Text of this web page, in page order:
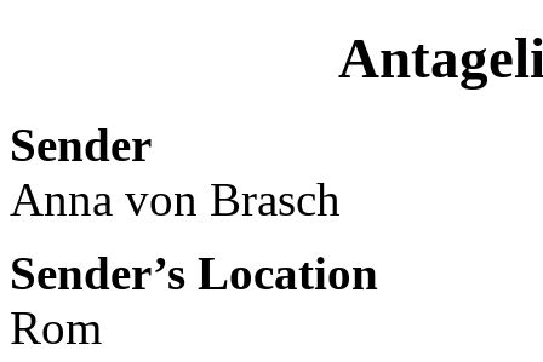
Sender
Anna von Brasch
Sender’s Location
Rom